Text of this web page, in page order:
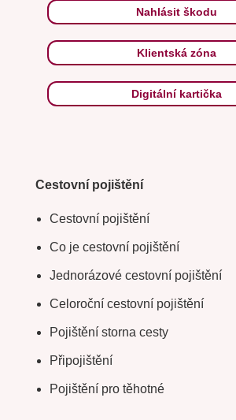
Nahlásit škodu
Klientská zóna
Digitální kartička
Cestovní pojištění
Cestovní pojištění
Co je cestovní pojištění
Jednorázové cestovní pojištění
Celoroční cestovní pojištění
Pojištění storna cesty
Připojištění
Pojištění pro těhotné